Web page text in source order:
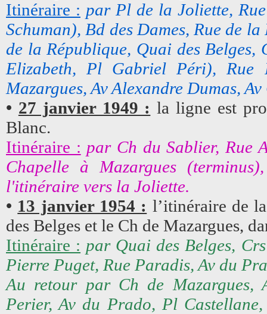
Itinéraire : par Pl de la Joliette,
Schuman), Bd des Dames, Rue de
de la République, Quai des Belges,
Elizabeth, Pl Gabriel Péri),
Mazargues, Av Alexandre Dumas,
• 27 janvier 1949 : la ligne est
Blanc.
Itinéraire : par Ch du Sablier, Rue
Chapelle à Mazargues
l'itinéraire vers la Joliette.
• 13 janvier 1954 : l’itinéraire de
des Belges et le Ch de Mazargues,
Itinéraire : par Quai des Belges,
Pierre Puget, Rue Paradis, Av du
Au retour par Ch de Mazargues,
Perier, Av du Prado, Pl